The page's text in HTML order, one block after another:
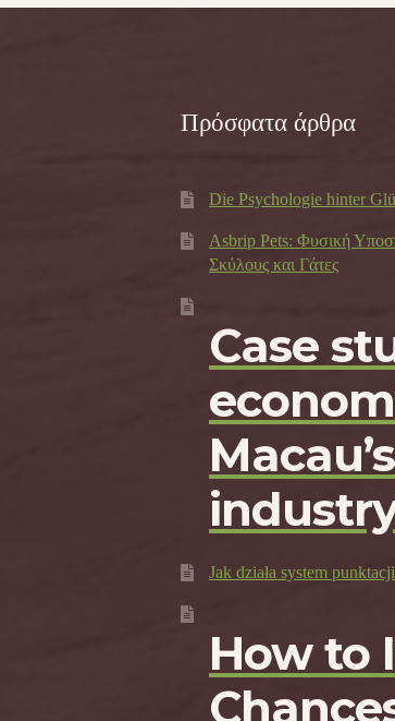
Πρόσφατα άρθρα
Die Psychologie hinter
Asbrip Pets: Φυσική
Σκύλους και Γάτες
Case
Jak działa system
How to